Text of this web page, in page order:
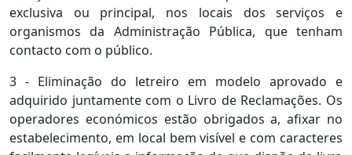
exclusiva ou principal, nos locais dos serviços e
organismos da Administração Pública, que tenham
contacto com o público.
3 - Eliminação do letreiro em modelo aprovado e
adquirido juntamente com o Livro de Reclamações. Os
operadores económicos estão obrigados a, afixar no
estabelecimento, em local bem visível e com caracteres